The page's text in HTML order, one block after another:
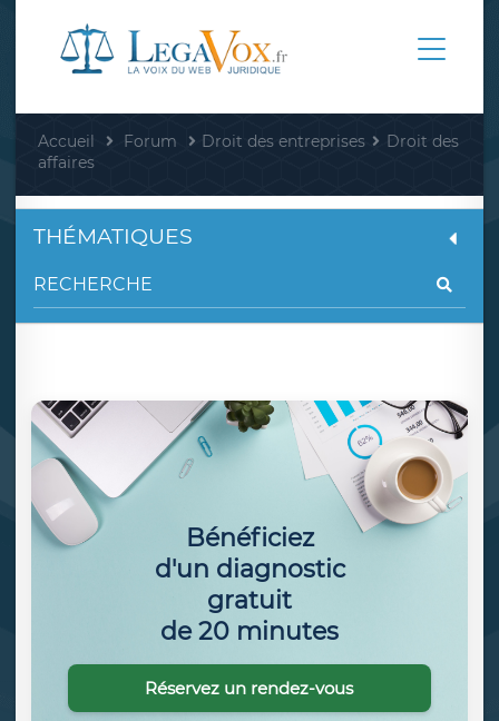
Accueil Forum Droit des entreprises
Droit des
affaires
THÉMATIQUES
Bénéficiez
d'un diagnostic
gratuit
de 20 minutes
Réservez un rendez-vous